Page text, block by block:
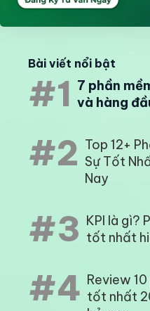
Bài viết nổi bật
#1 7 phần
và hàng
#2 Top 12+
Sự Tốt
Nay
#3 KPI là gì?
tốt nhất
#4 Review
tốt nhất